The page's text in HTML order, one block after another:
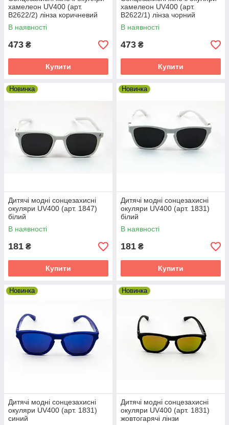
лінзами
Незвичайні і стильні окуляри
Незвичайні і стильні окуляри сонцезахисні
Переваги сонцезахисних окулярів
Захист очей від ультрафіолету
—
використовуючи хороші окуляри з УФ-захистом,
можна тривалий час знаходиться під сонцем
від прямих впливів сонячних променів. Такі
лінзи значно поліпшать якість зображення через
окуляри
Довговічність очок
Комфорт і стиль
— з очками від нашого
інтернет-магазину вам буде комфортно і не
хамелеон UV400 (арт.
B2622/2) лінза коричневий
градієнт
В наявності
473 ₴
Купити
хамелеон UV400 (арт.
B2622/1) лінза чорний
градієнт
В наявності
473 ₴
Купити
Новинка
Дитячі модні сонцезахисні
окуляри UV400 (арт. 1847)
білий
В наявності
181 ₴
Купити
Новинка
Дитячі модні сонцезахисні
окуляри UV400 (арт. 1831)
білий
В наявності
181 ₴
Купити
Новинка
Дитячі модні сонцезахисні
окуляри UV400 (арт. 1831)
синий
Новинка
Дитячі модні сонцезахисні
окуляри UV400 (арт. 1831)
жовтогарячі лінзи